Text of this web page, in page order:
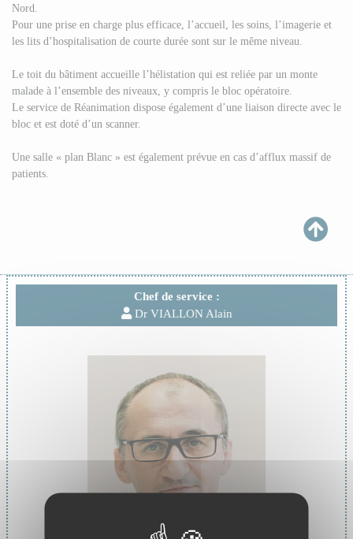
Chef de service :
Dr VIALLON Alain
Nord.
Pour une prise en charge plus efficace, l’accueil, les soins, l’imagerie et
les lits d’hospitalisation de courte durée sont sur le même niveau.
Le toit du bâtiment accueille l’hélistation qui est reliée par un monte
malade à l’ensemble des niveaux, y compris le bloc opératoire.
Le service de Réanimation dispose également d’une liaison directe avec le
bloc et est doté d’un scanner.
Une salle « plan Blanc » est également prévue en cas d’afflux massif de
patients.